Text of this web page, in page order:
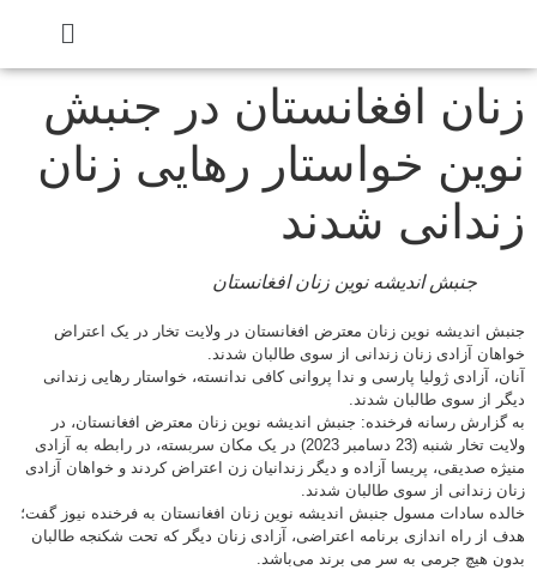
زنان افغانستان در جنبش
نوین خواستار رهایی زنان
زندانی شدند
جنبش اندیشه نوین زنان افغانستان
جنبش اندیشه نوین زنان معترض افغانستان در ولایت تخار در یک اعتراض
خواهان آزادی زنان زندانی از سوی طالبان شدند.
آنان، آزادی ژولیا پارسی و ندا پروانی کافی ندانسته، خواستار رهایی زندانی
دیگر از سوی طالبان شدند.
به گزارش رسانه فرخنده: جنبش اندیشه نوین زنان معترض افغانستان، در
ولایت تخار شنبه (23 دسامبر 2023) در یک مکان سربسته، در رابطه به آزادی
منیژه صدیقی، پریسا آزاده و دیگر زندانیان زن اعتراض کردند و خواهان آزادی
زنان زندانی از سوی طالبان شدند.
خالده سادات مسول جنبش اندیشه نوین زنان افغانستان به فرخنده نیوز گفت؛
هدف از راه اندازی برنامه اعتراضی، آزادی زنان دیگر که تحت شکنجه طالبان
بدون هیچ جرمی به سر می برند می‌باشد.